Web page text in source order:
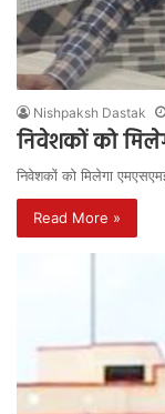
Nishpaksh Dastak
निवेशकों को
निवेशकों को मिलेगा
Read More »